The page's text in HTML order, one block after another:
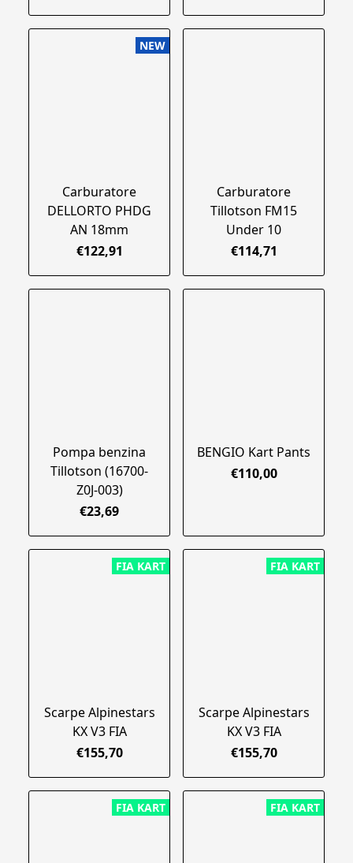
NEW
Carburatore
DELLORTO PHDG
AN 18mm
€122,91
Carburatore
Tillotson FM15
Under 10
€114,71
Pompa benzina
Tillotson (16700-
Z0J-003)
€23,69
BENGIO Kart Pants
€110,00
FIA KART
Scarpe Alpinestars
KX V3 FIA
€155,70
FIA KART
Scarpe Alpinestars
KX V3 FIA
€155,70
FIA KART FIA KART